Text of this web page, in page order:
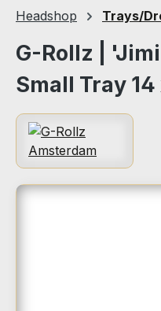
Headshop Trays/
G-Rollz |
Small Tray 14
Bildergalerie